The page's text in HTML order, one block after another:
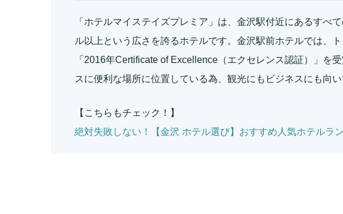
「ホテルマイステイズプレミア」は、金沢駅付近にあるすべ
ル以上という広さを誇るホテルです。金沢駅前ホテルでは、
「2016年Certificate of Excellence（エクセレンス認証）」を
スに便利な場所に位置している為、観光にもビジネスにも向い
【こちらもチェック！】
絶対失敗しない！【金沢 ホテル選び】おすすめ人気ホテルラ